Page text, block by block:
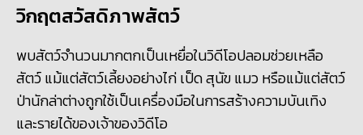
วิกฤตสวัสดิภาพสัตว์
พบสัตว์จำนวนมากตกเป็นเหยื่อในวิดีโอปลอมช่วยเหลือ
สัตว์ แม้แต่สัตว์เลี้ยงอย่างไก่ เป็ด สุนัข แมว หรือแม้แต่สัตว์
ป่านักล่าต่างถูกใช้เป็นเครื่องมือในการสร้างความบันเทิง
และรายได้ของเจ้าของวิดีโอ